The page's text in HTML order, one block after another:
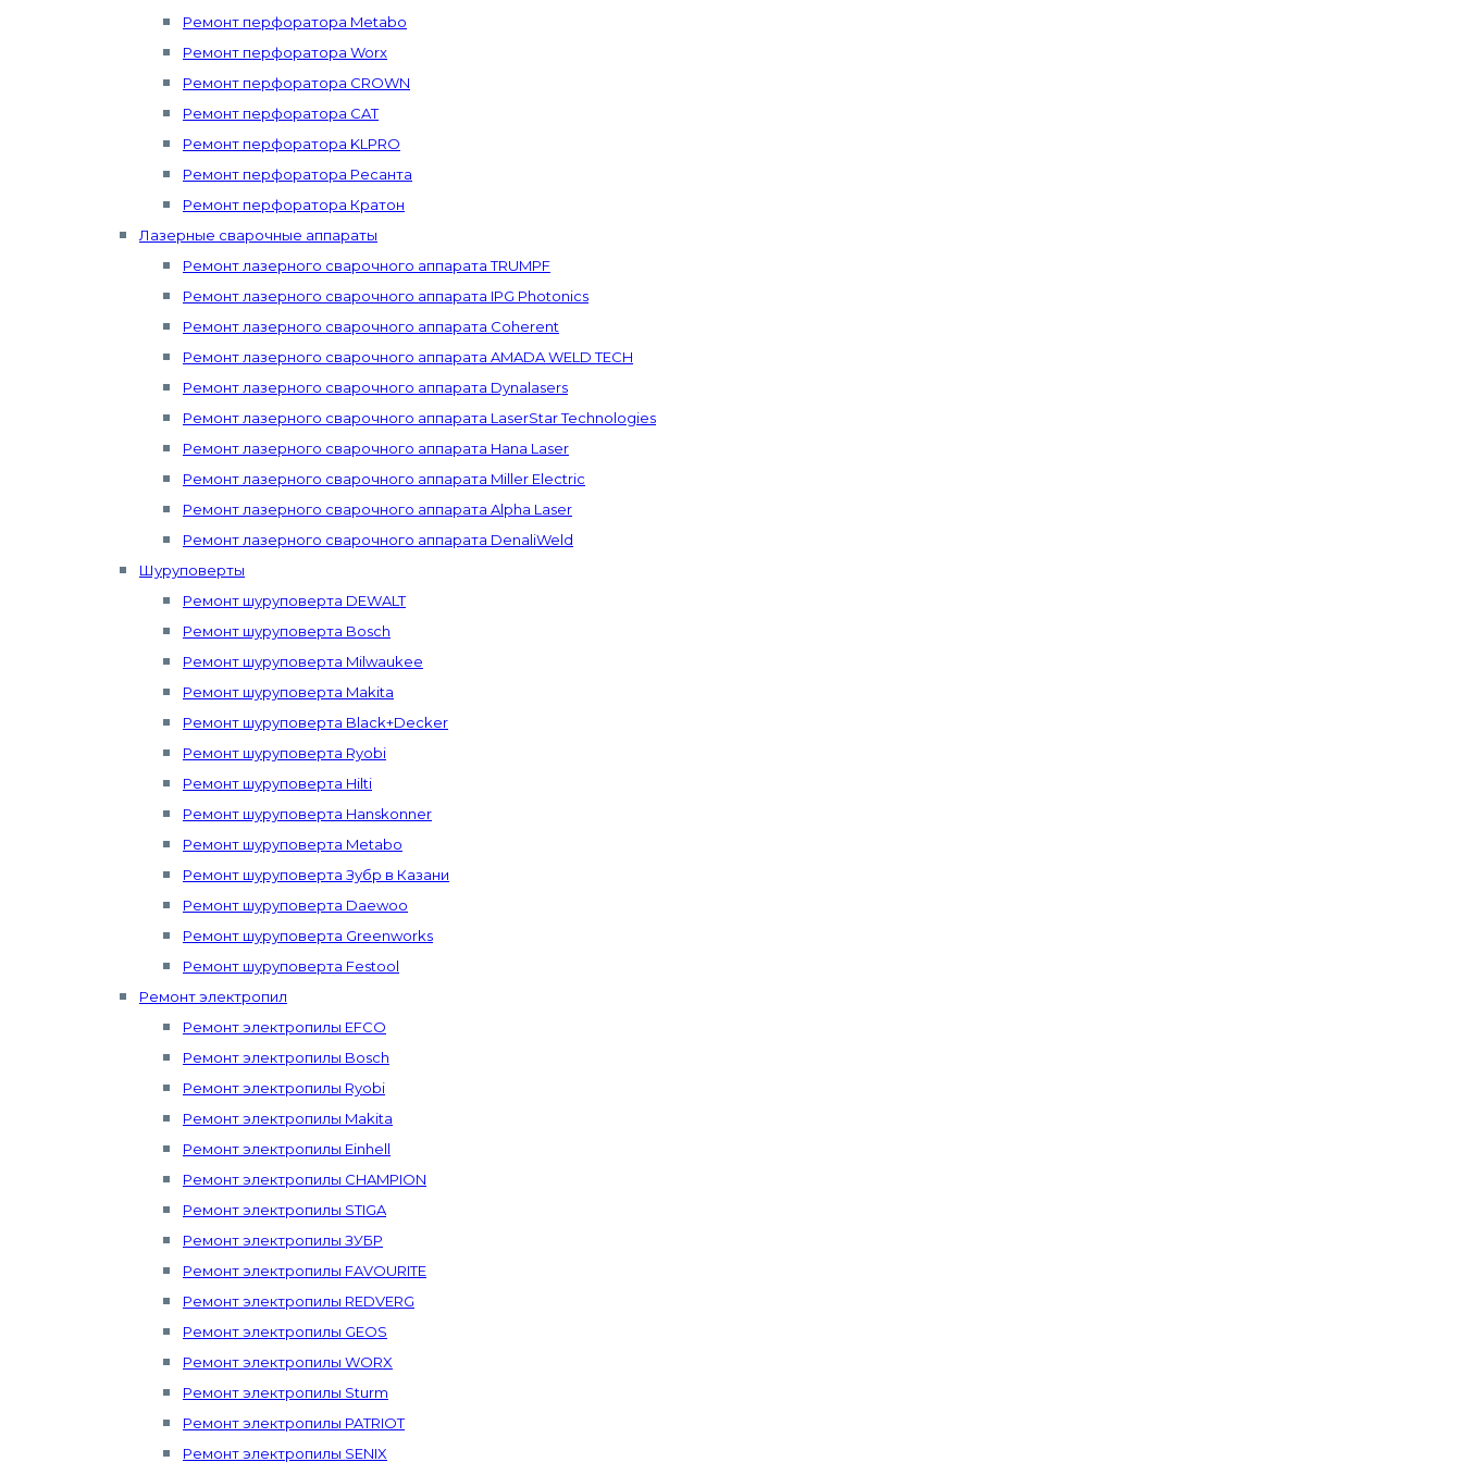
Ремонт перфоратора Metabo
Ремонт перфоратора Worx
Ремонт перфоратора CROWN
Ремонт перфоратора CAT
Ремонт перфоратора KLPRO
Ремонт перфоратора Ресанта
Ремонт перфоратора Кратон
Лазерные сварочные аппараты
Ремонт лазерного сварочного аппарата TRUMPF
Ремонт лазерного сварочного аппарата IPG Photonics
Ремонт лазерного сварочного аппарата Coherent
Ремонт лазерного сварочного аппарата AMADA WELD TECH
Ремонт лазерного сварочного аппарата Dynalasers
Ремонт лазерного сварочного аппарата LaserStar Technologies
Ремонт лазерного сварочного аппарата Hana Laser
Ремонт лазерного сварочного аппарата Miller Electric
Ремонт лазерного сварочного аппарата Alpha Laser
Ремонт лазерного сварочного аппарата DenaliWeld
Шуруповерты
Ремонт шуруповерта DEWALT
Ремонт шуруповерта Bosch
Ремонт шуруповерта Milwaukee
Ремонт шуруповерта Makita
Ремонт шуруповерта Black+Decker
Ремонт шуруповерта Ryobi
Ремонт шуруповерта Hilti
Ремонт шуруповерта Hanskonner
Ремонт шуруповерта Metabo
Ремонт шуруповерта Зубр в Казани
Ремонт шуруповерта Daewoo
Ремонт шуруповерта Greenworks
Ремонт шуруповерта Festool
Ремонт электропил
Ремонт электропилы EFCO
Ремонт электропилы Bosch
Ремонт электропилы Ryobi
Ремонт электропилы Makita
Ремонт электропилы Einhell
Ремонт электропилы CHAMPION
Ремонт электропилы STIGA
Ремонт электропилы ЗУБР
Ремонт электропилы FAVOURITE
Ремонт электропилы REDVERG
Ремонт электропилы GEOS
Ремонт электропилы WORX
Ремонт электропилы Sturm
Ремонт электропилы PATRIOT
Ремонт электропилы SENIX